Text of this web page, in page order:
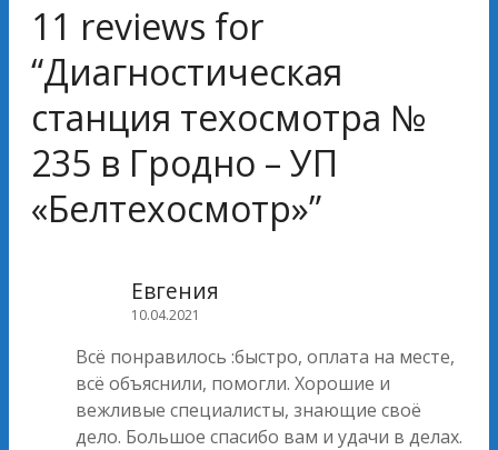
11 reviews for
“Диагностическая
станция техосмотра №
235 в Гродно – УП
«Белтехосмотр»”
Евгения
10.04.2021
Всё понравилось :быстро, оплата на месте,
всё объяснили, помогли. Хорошие и
вежливые специалисты, знающие своё
дело. Большое спасибо вам и удачи в делах.